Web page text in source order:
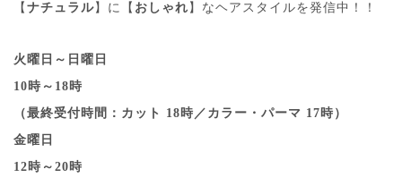
【 ナチュラル】に【 おしゃれ 】なヘアスタイルを発信中！！
火曜日～日曜日
10時～18時
（最終受付時間：カット 18時／カラー・パーマ 17時）
金曜日
12時～20時